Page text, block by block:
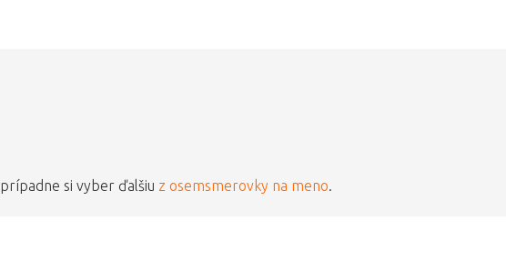
, prípadne si vyber ďalšiu z osemsmerovky na meno